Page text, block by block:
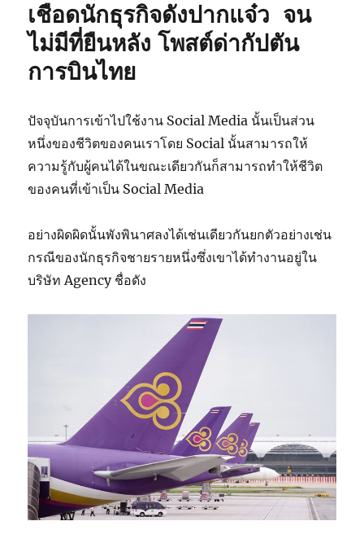
เชือดนักธุรกิจดังปากแจ๋ว จน
ไม่มีที่ยืนหลัง โพสต์ด่ากัปตัน
การบินไทย
ปัจจุบันการเข้าไปใช้งาน Social Media นั้นเป็นส่วน
หนึ่งของชีวิตของคนเราโดย Social นั้นสามารถให้
ความรู้กับผู้คนได้ในขณะเดียวกันก็สามารถทำให้ชีวิต
ของคนที่เข้าเป็น Social Media
อย่างผิดผิดนั้นพังพินาศลงได้เช่นเดียวกันยกตัวอย่างเช่น
กรณีของนักธุรกิจชายรายหนึ่งซึ่งเขาได้ทำงานอยู่ใน
บริษัท Agency ชื่อดัง